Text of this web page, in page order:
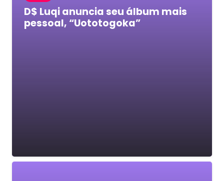
D$ Luqi anuncia seu álbum mais
pessoal, “Uototogoka”